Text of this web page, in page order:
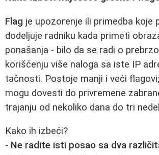
Flag je upozorenje ili primedba koje
dodeljuje radniku kada primeti
ponašanja - bilo da se radi o
korišćenju više naloga sa iste IP
tačnosti. Postoje manji i veći
mogu dovesti do privremene
trajanju od nekoliko dana do tri
Kako ih izbeći?
- Ne radite isti posao sa dva